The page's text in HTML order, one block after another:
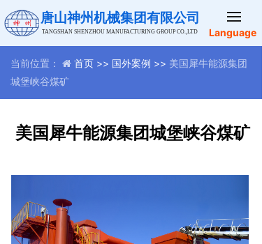
Language
唐山神州机械集团有限公司
TANGSHAN SHENZHOU MANUFACTURING GROUP CO.,LTD
当前位置： 首页 >> 国外案例 >> 美国犀牛能源集团
城堡峡谷煤矿
美国犀牛能源集团城堡峡谷煤矿